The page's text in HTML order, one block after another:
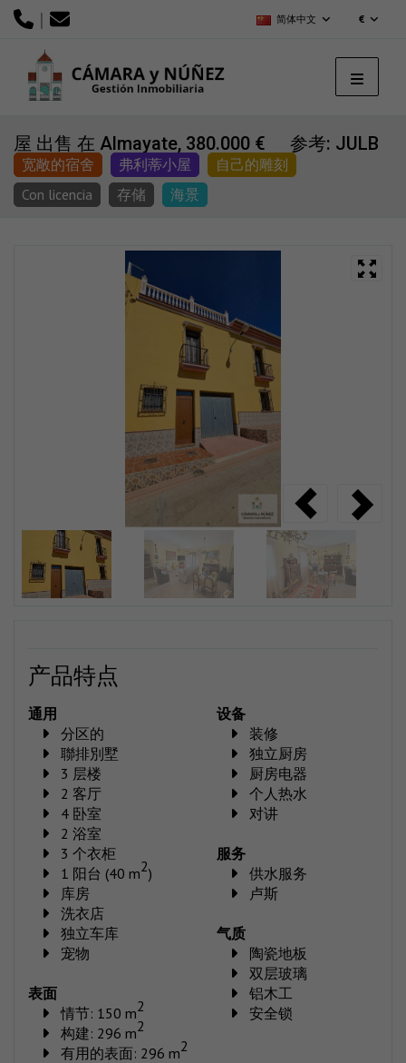
| 简体中文 €
参考: JULB
屋 出售 在 Almayate, 380.000 €
宽敞的宿舍 弗利蒂小屋
自己的雕刻
Con licencia
存储 海景
产品特点
通用
分区的
聯排別墅
3 层楼
2 客厅
4 卧室
2 浴室
3 个衣柜
1 阳台 (40 m2)
库房
洗衣店
独立车库
宠物
表面
情节: 150 m2
构建: 296 m2
有用的表面: 296 m2
设备
装修
独立厨房
厨房电器
个人热水
对讲
服务
供水服务
卢斯
气质
陶瓷地板
双层玻璃
铝木工
安全锁